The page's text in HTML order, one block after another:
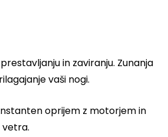
in zaviranju. Zunanja
vaši nogi.
oprijem z motorjem in
vetra.